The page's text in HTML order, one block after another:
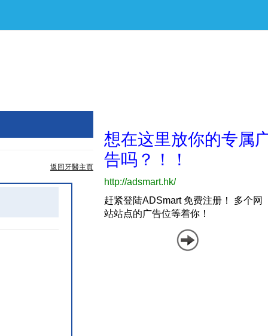
返回牙醫主頁